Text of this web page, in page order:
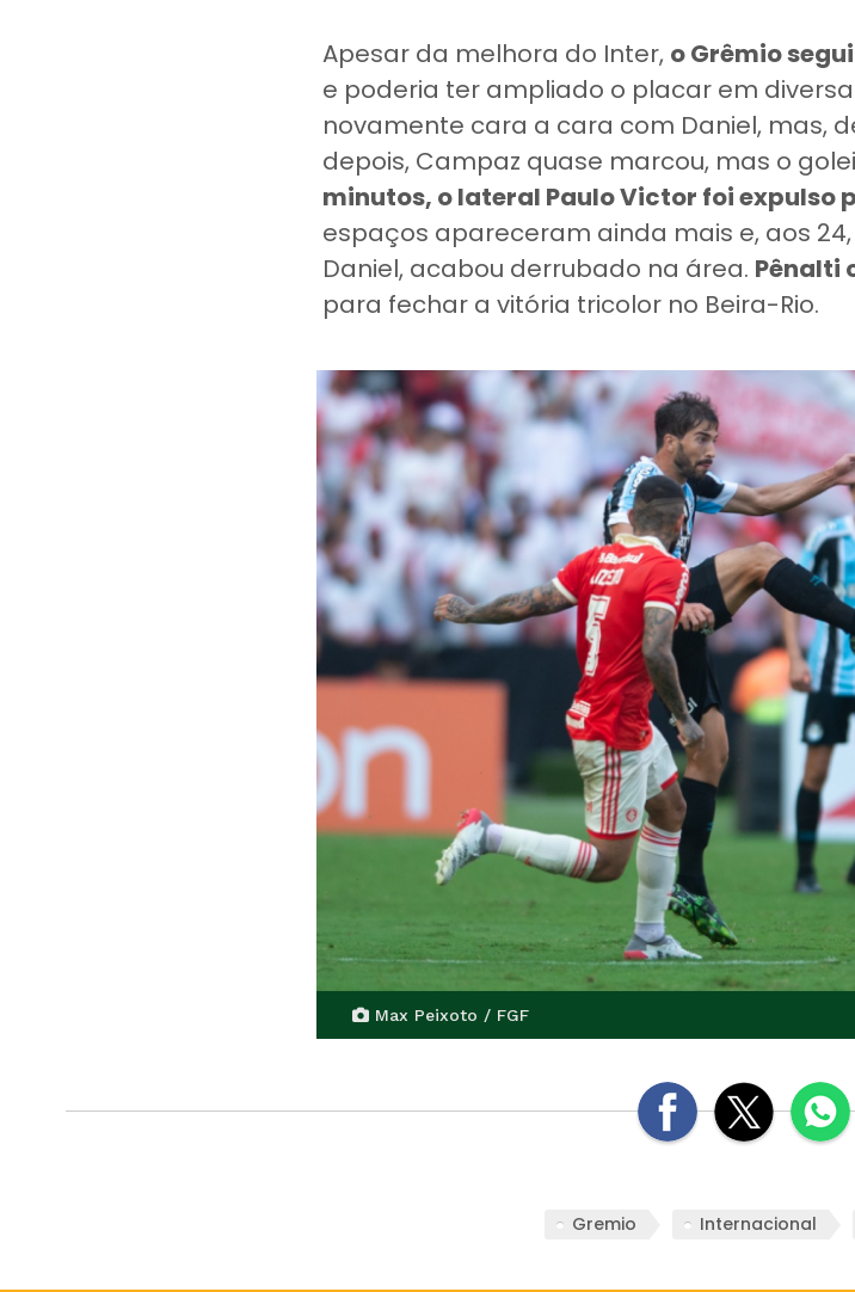
Apesar da melhora do Inter, o Grêmio
e poderia ter ampliado o placar em
novamente cara a cara com Daniel, mas,
depois, Campaz quase marcou, mas o
minutos, o lateral Paulo Victor foi expulso
espaços apareceram ainda mais e, aos
Daniel, acabou derrubado na área. Pênalti
para fechar a vitória tricolor no Beira-Rio.
Max Peixoto / FGF
Gremio Internacional